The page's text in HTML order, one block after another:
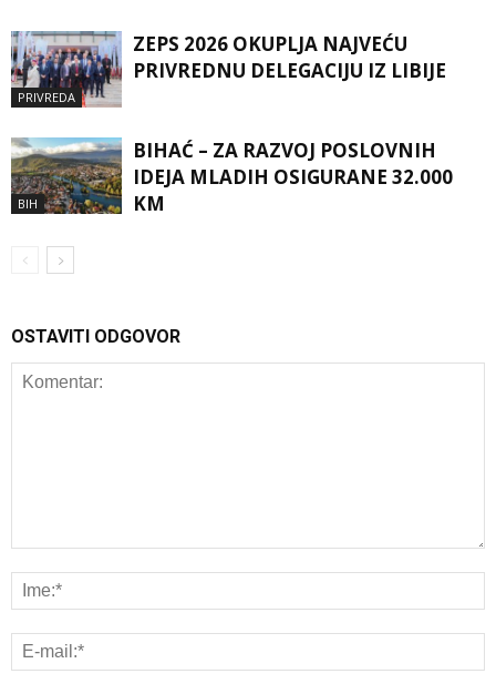
PRIVREDA
ZEPS 2026 OKUPLJA NAJVEĆU
PRIVREDNU DELEGACIJU IZ LIBIJE
BIH
BIHAĆ – ZA RAZVOJ POSLOVNIH
IDEJA MLADIH OSIGURANE 32.000
KM
OSTAVITI ODGOVOR